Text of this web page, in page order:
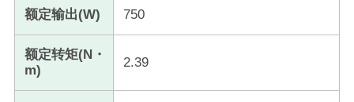
额定输出(W) 750
额定转矩(N・
m)
2.39